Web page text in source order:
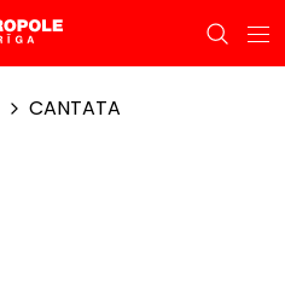
CANTATA